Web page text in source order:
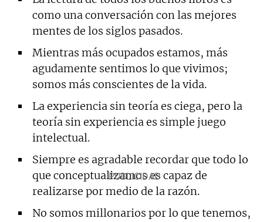
como una conversación con las mejores
mentes de los siglos pasados.
Mientras más ocupados estamos, más
agudamente sentimos lo que vivimos;
somos más conscientes de la vida.
La experiencia sin teoría es ciega, pero la
teoría sin experiencia es simple juego
intelectual.
Siempre es agradable recordar que todo lo
que conceptualizamos es capaz de
realizarse por medio de la razón.
No somos millonarios por lo que tenemos,